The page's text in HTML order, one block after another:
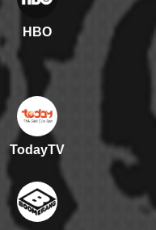
HBO
TodayTV